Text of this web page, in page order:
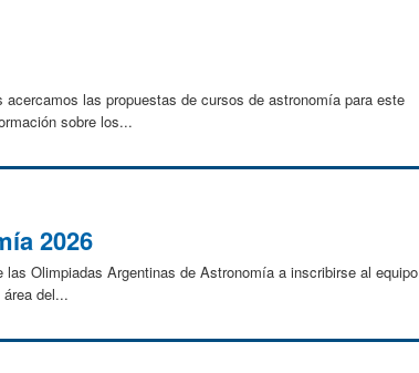
las propuestas de cursos de astronomía para este
sobre los...
2026
Olimpiadas Argentinas de Astronomía a inscribirse al equipo
del...